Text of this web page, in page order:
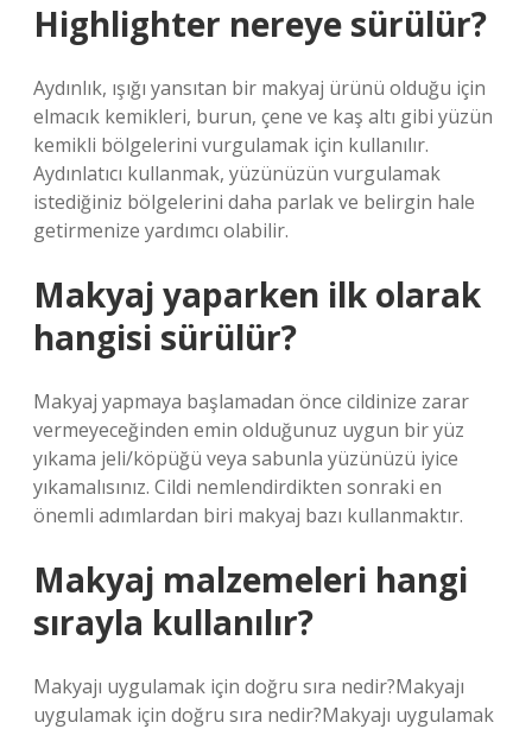
Highlighter nereye sürülür?
Aydınlık, ışığı yansıtan bir makyaj ürünü olduğu için
elmacık kemikleri, burun, çene ve kaş altı gibi yüzün
kemikli bölgelerini vurgulamak için kullanılır.
Aydınlatıcı kullanmak, yüzünüzün vurgulamak
istediğiniz bölgelerini daha parlak ve belirgin hale
getirmenize yardımcı olabilir.
Makyaj yaparken ilk olarak
hangisi sürülür?
Makyaj yapmaya başlamadan önce cildinize zarar
vermeyeceğinden emin olduğunuz uygun bir yüz
yıkama jeli/köpüğü veya sabunla yüzünüzü iyice
yıkamalısınız. Cildi nemlendirdikten sonraki en
önemli adımlardan biri makyaj bazı kullanmaktır.
Makyaj malzemeleri hangi
sırayla kullanılır?
Makyajı uygulamak için doğru sıra nedir?Makyajı
uygulamak için doğru sıra nedir?Makyajı uygulamak